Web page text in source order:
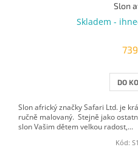
Slon
Skladem -
DO
Slon africký značky Safari Ltd. je
ručně malovaný. Stejně jako
slon Vašim dětem velkou radost,...
Kód: